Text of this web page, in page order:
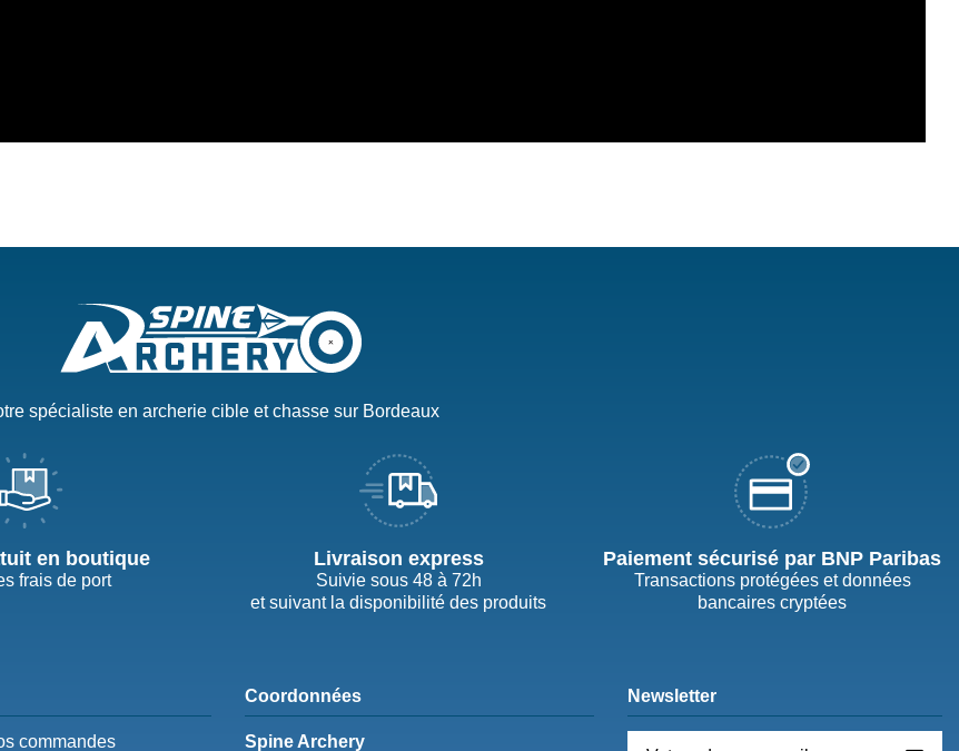
spécialiste en archerie cible et chasse sur Bordeaux
en boutique
frais de port
Livraison express
Suivie sous 48 à 72h
et suivant la disponibilité des produits
Paiement sécurisé par BNP Paribas
Transactions protégées et données
bancaires cryptées
commandes
Coordonnées
Spine Archery
Newsletter